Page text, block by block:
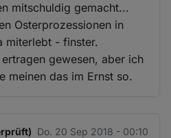
mitschuldig gemacht...
Osterprozessionen in
miterlebt - finster.
gewesen, aber ich
meinen das im Ernst so.
Do. 20 Sep 2018 - 00:10